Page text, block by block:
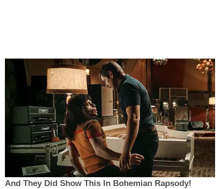
And They Did Show This In Bohemian Rapsody!